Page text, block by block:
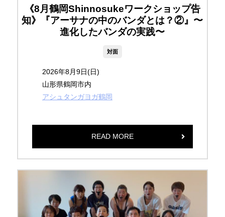
《8月鶴岡Shinnosukeワークショップ告
知》『アーサナの中のバンダとは？②』〜
進化したバンダの実践〜
対面
2026年8月9日(日)
山形県鶴岡市内
アシュタンガヨガ鶴岡
READ MORE